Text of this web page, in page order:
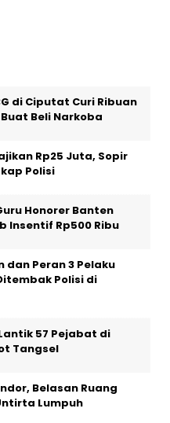
di Ciputat Curi Ribuan
Beli Narkoba
Rp25 Juta, Sopir
Polisi
Honorer Banten
Insentif Rp500 Ribu
dan Peran 3 Pelaku
Polisi di
57 Pejabat di
Tangsel
Belasan Ruang
Lumpuh